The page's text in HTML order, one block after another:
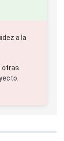
a la
otras